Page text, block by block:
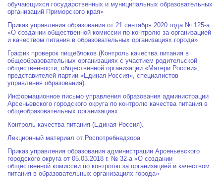
обучающихся государственных и муниципальных образовательных
организаций Приморского края»
Приказ управления образования от 21 сентября 2020 года № 125-а
«О создании общественной комиссии по контролю за организацией
и качеством питания в образовательных организациях города»
График проверок пищеблоков (Контроль качества питания в
общеобразовательных организациях с участием родительской
общественности, общественной организации «Матери России»,
представителей партии «Единая Россия», специалистов
управления образования).
Информационное письмо управления образования администрации
Арсеньевского городского округа по контролю качества питания в
общеобразовательных организациях.
Контроль качества питания (Единая Россия).
Лекционный материал от Роспотребнадзора
Приказ управления образования администрации Арсеньевского
городского округа от 05.03.2018 г. № 32-а «О создании
общественной комиссии по контролю за организацией и качеством
питания в образовательных организациях города»